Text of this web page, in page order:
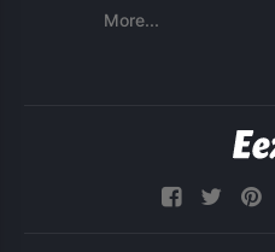
More...